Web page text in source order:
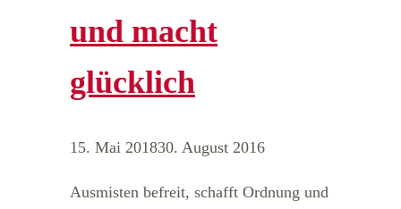
und macht
glücklich
15. Mai 201830. August 2016
Ausmisten befreit, schafft Ordnung und